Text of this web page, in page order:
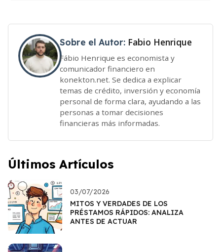
Sobre el Autor: Fabio Henrique
Fábio Henrique es economista y
comunicador financiero en
konekton.net. Se dedica a explicar
temas de crédito, inversión y economía
personal de forma clara, ayudando a las
personas a tomar decisiones
financieras más informadas.
Últimos Artículos
03/07/2026
MITOS Y VERDADES DE LOS
PRÉSTAMOS RÁPIDOS: ANALIZA
ANTES DE ACTUAR